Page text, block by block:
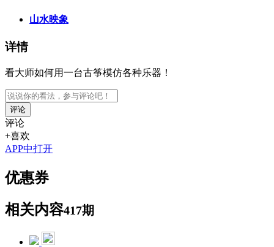
山水映象
详情
看大师如何用一台古筝模仿各种乐器！
评论
评论
+喜欢
APP中打开
优惠券
相关内容417期